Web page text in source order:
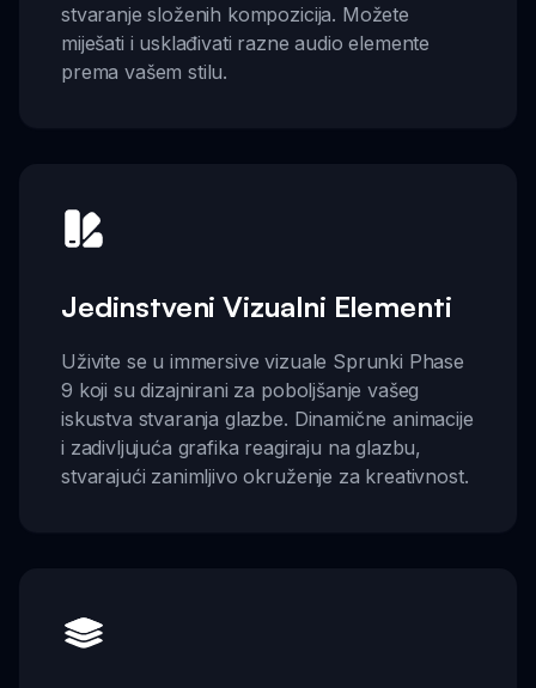
stvaranje složenih kompozicija. Možete
miješati i usklađivati razne audio elemente
prema vašem stilu.
Jedinstveni Vizualni Elementi
Uživite se u immersive vizuale Sprunki Phase
9 koji su dizajnirani za poboljšanje vašeg
iskustva stvaranja glazbe. Dinamične animacije
i zadivljujuća grafika reagiraju na glazbu,
stvarajući zanimljivo okruženje za kreativnost.